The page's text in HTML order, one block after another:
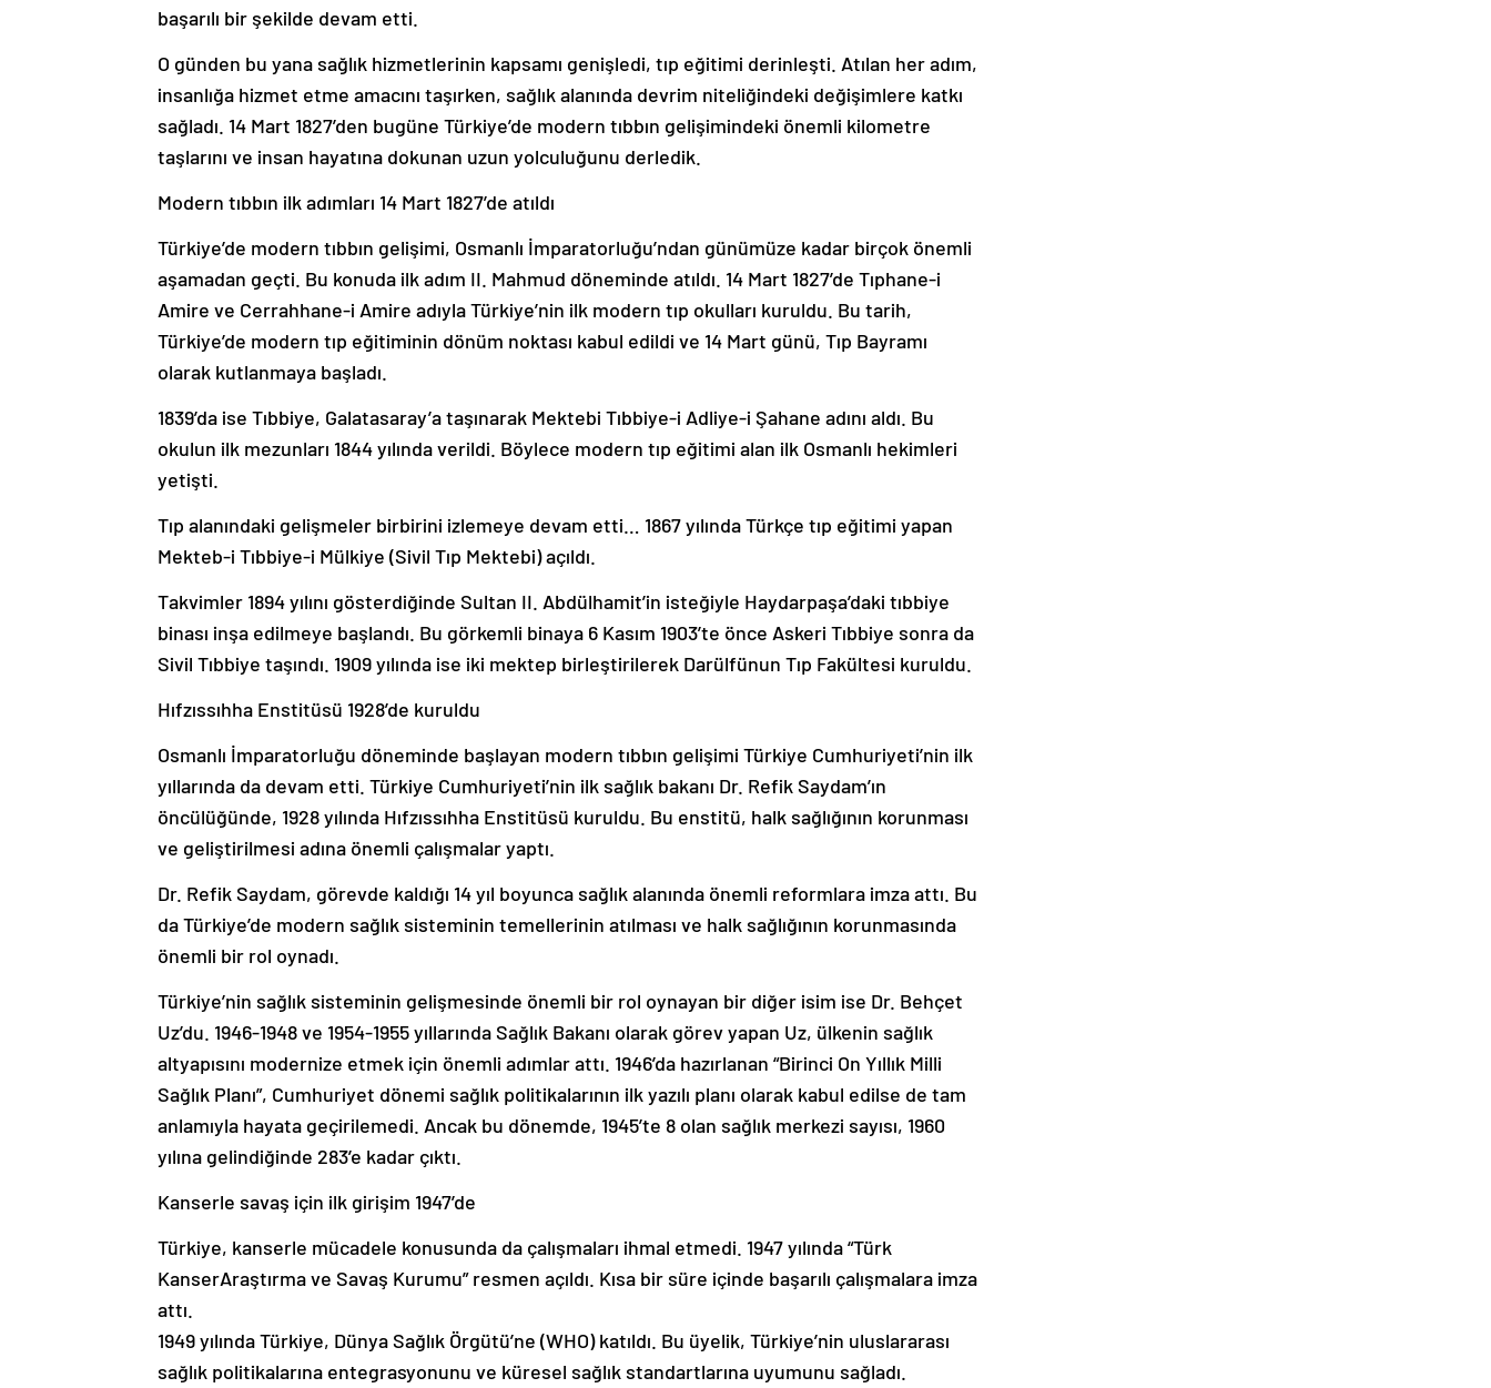
başarılı bir şekilde devam etti.
O günden bu yana sağlık hizmetlerinin kapsamı genişledi, tıp eğitimi derinleşti. Atılan her adım,
insanlığa hizmet etme amacını taşırken, sağlık alanında devrim niteliğindeki değişimlere katkı
sağladı. 14 Mart 1827’den bugüne Türkiye’de modern tıbbın gelişimindeki önemli kilometre
taşlarını ve insan hayatına dokunan uzun yolculuğunu derledik.
Modern tıbbın ilk adımları 14 Mart 1827’de atıldı
Türkiye’de modern tıbbın gelişimi, Osmanlı İmparatorluğu’ndan günümüze kadar birçok önemli
aşamadan geçti. Bu konuda ilk adım II. Mahmud döneminde atıldı. 14 Mart 1827’de Tıphane-i
Amire ve Cerrahhane-i Amire adıyla Türkiye’nin ilk modern tıp okulları kuruldu. Bu tarih,
Türkiye’de modern tıp eğitiminin dönüm noktası kabul edildi ve 14 Mart günü, Tıp Bayramı
olarak kutlanmaya başladı.
1839’da ise Tıbbiye, Galatasaray’a taşınarak Mektebi Tıbbiye-i Adliye-i Şahane adını aldı. Bu
okulun ilk mezunları 1844 yılında verildi. Böylece modern tıp eğitimi alan ilk Osmanlı hekimleri
yetişti.
Tıp alanındaki gelişmeler birbirini izlemeye devam etti… 1867 yılında Türkçe tıp eğitimi yapan
Mekteb-i Tıbbiye-i Mülkiye (Sivil Tıp Mektebi) açıldı.
Takvimler 1894 yılını gösterdiğinde Sultan II. Abdülhamit’in isteğiyle Haydarpaşa’daki tıbbiye
binası inşa edilmeye başlandı. Bu görkemli binaya 6 Kasım 1903’te önce Askeri Tıbbiye sonra da
Sivil Tıbbiye taşındı. 1909 yılında ise iki mektep birleştirilerek Darülfünun Tıp Fakültesi kuruldu.
Hıfzıssıhha Enstitüsü 1928’de kuruldu
Osmanlı İmparatorluğu döneminde başlayan modern tıbbın gelişimi Türkiye Cumhuriyeti’nin ilk
yıllarında da devam etti. Türkiye Cumhuriyeti’nin ilk sağlık bakanı Dr. Refik Saydam’ın
öncülüğünde, 1928 yılında Hıfzıssıhha Enstitüsü kuruldu. Bu enstitü, halk sağlığının korunması
ve geliştirilmesi adına önemli çalışmalar yaptı.
Dr. Refik Saydam, görevde kaldığı 14 yıl boyunca sağlık alanında önemli reformlara imza attı. Bu
da Türkiye’de modern sağlık sisteminin temellerinin atılması ve halk sağlığının korunmasında
önemli bir rol oynadı.
Türkiye’nin sağlık sisteminin gelişmesinde önemli bir rol oynayan bir diğer isim ise Dr. Behçet
Uz’du. 1946-1948 ve 1954-1955 yıllarında Sağlık Bakanı olarak görev yapan Uz, ülkenin sağlık
altyapısını modernize etmek için önemli adımlar attı. 1946’da hazırlanan “Birinci On Yıllık Milli
Sağlık Planı”, Cumhuriyet dönemi sağlık politikalarının ilk yazılı planı olarak kabul edilse de tam
anlamıyla hayata geçirilemedi. Ancak bu dönemde, 1945’te 8 olan sağlık merkezi sayısı, 1960
yılına gelindiğinde 283’e kadar çıktı.
Kanserle savaş için ilk girişim 1947’de
Türkiye, kanserle mücadele konusunda da çalışmaları ihmal etmedi. 1947 yılında “Türk
KanserAraştırma ve Savaş Kurumu” resmen açıldı. Kısa bir süre içinde başarılı çalışmalara imza
attı.
1949 yılında Türkiye, Dünya Sağlık Örgütü’ne (WHO) katıldı. Bu üyelik, Türkiye’nin uluslararası
sağlık politikalarına entegrasyonunu ve küresel sağlık standartlarına uyumunu sağladı.